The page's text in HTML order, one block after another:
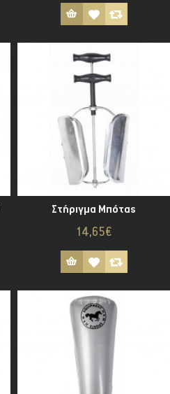
Στήριγμα Μπότας
14,65€